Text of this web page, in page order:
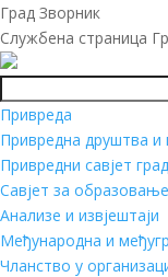
Град Зворник
Службена страница
Привреда
Привредна друштва и
Привредни савјет
Савјет за
Анализе и извјештаји
Међународна и
Чланство у